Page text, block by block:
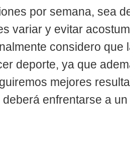
por semana, sea
variar y evitar
considero que
deporte, ya que
mejores
enfrentarse a